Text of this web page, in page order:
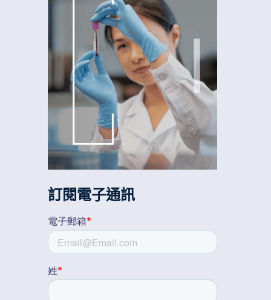
訂閱電子通訊